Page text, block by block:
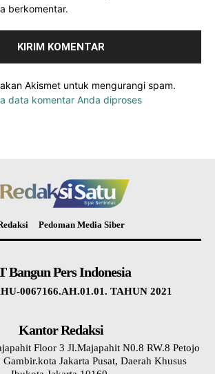
berkomentar.
Akismet untuk mengurangi spam.
data komentar Anda diproses
Pedoman Media Siber
Bangun Pers Indonesia
0067166.AH.01.01. TAHUN 2021
Kantor Redaksi
Floor 3 Jl.Majapahit N0.8 RW.8 Petojo
Gambir.kota Jakarta Pusat, Daerah Khusus